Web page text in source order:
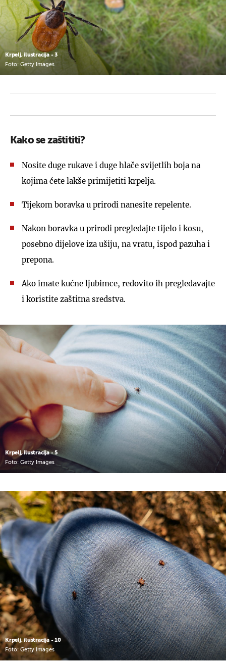
Krpelj, ilustracija - 3
Foto: Getty Images
Kako se zaštititi?
Nosite duge rukave i duge hlače svijetlih boja na
kojima ćete lakše primijetiti krpelja.
Tijekom boravka u prirodi nanesite repelente.
Nakon boravka u prirodi pregledajte tijelo i kosu,
posebno dijelove iza ušiju, na vratu, ispod pazuha i
prepona.
Ako imate kućne ljubimce, redovito ih pregledavajte
i koristite zaštitna sredstva.
Krpelj, ilustracija - 5
Foto: Getty Images
Krpelj, ilustracija - 10
Foto: Getty Images